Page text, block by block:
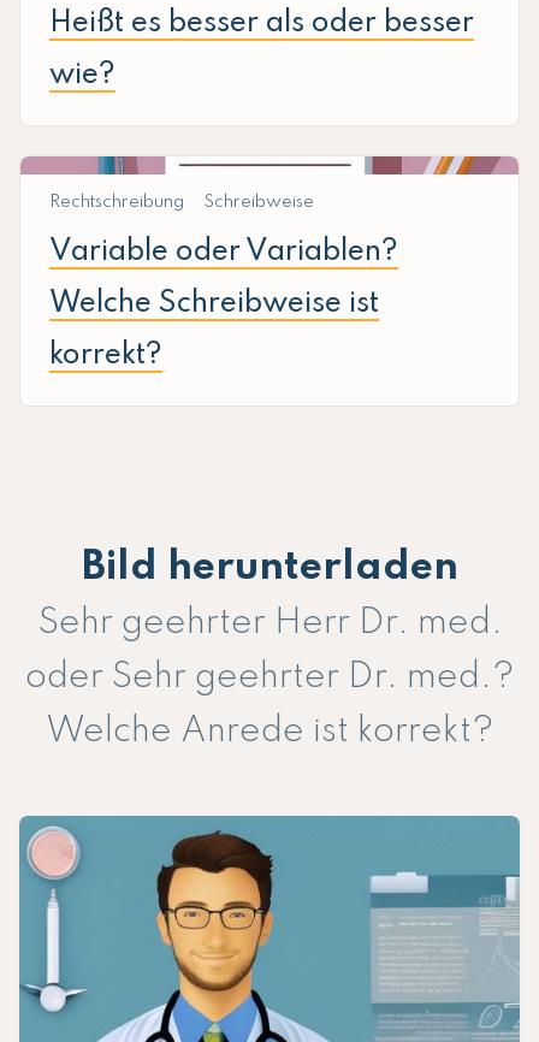
Heißt es besser als oder besser
wie?
Rechtschreibung Schreibweise
Variable oder Variablen?
Welche Schreibweise ist
korrekt?
Bild herunterladen
Sehr geehrter Herr Dr. med.
oder Sehr geehrter Dr. med.?
Welche Anrede ist korrekt?